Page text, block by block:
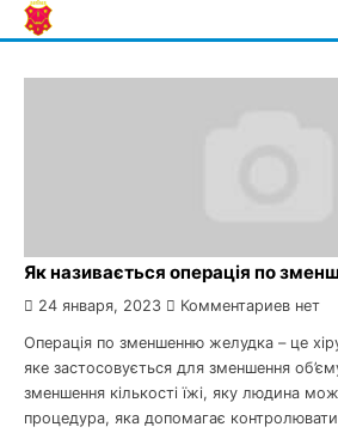
Skip
to
Як називається операція по
24 января, 2023 Комментариев нет
Операція по зменшенню желудка – це
яке застосовується для зменшення
зменшення кількості їжі, яку людина
процедура, яка допомагає